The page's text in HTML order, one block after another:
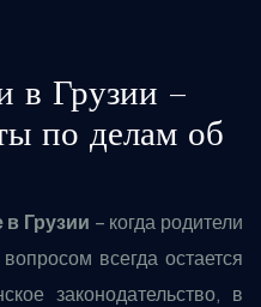
в Грузии –
по делам об
Грузии – когда родители
всегда остается
законодательство, в